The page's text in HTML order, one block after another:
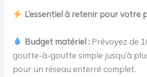
Technologie
Programmable
Irrigation Timer
pour Jardin
Minuteur
Automatique
avec Contrôle
APP,Minuterie
L’essentiel à retenir pour votre
Budget matériel :Prévoyez de
goutte-à-goutte simple jusqu’à
pour un réseau enterré complet.